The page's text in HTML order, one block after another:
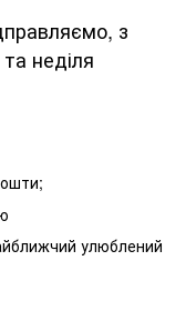
з
неділя
улюблений